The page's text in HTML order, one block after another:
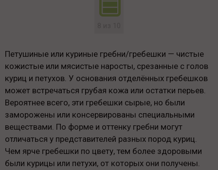
Петушиные или куриные гребни/гребешки — чистые
кожистые или мясистые наросты, срезанные с голов
куриц и петухов. У основания отделённых гребешков
может встречаться грубая кожа или остатки перьев.
Вероятнее всего, эти гребешки сырые, но были
заморожены или консервированы специальными
веществами. По форме и оттенку гребни могут
отличаться у представителей разных пород куриц.
Чем ярче гребешки по цвету, тем более здоровыми
были курицы или петухи, от которых они получены.